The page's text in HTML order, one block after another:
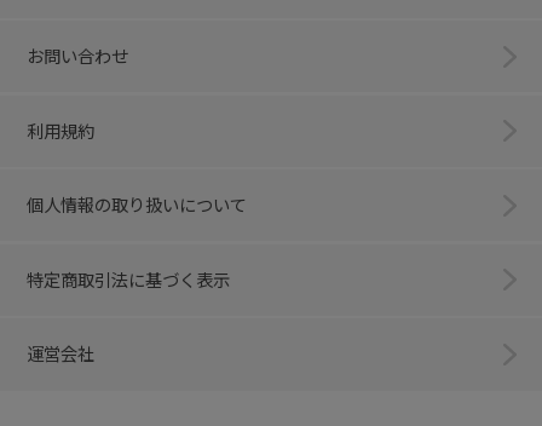
お問い合わせ
利用規約
個人情報の取り扱いについて
特定商取引法に基づく表示
運営会社